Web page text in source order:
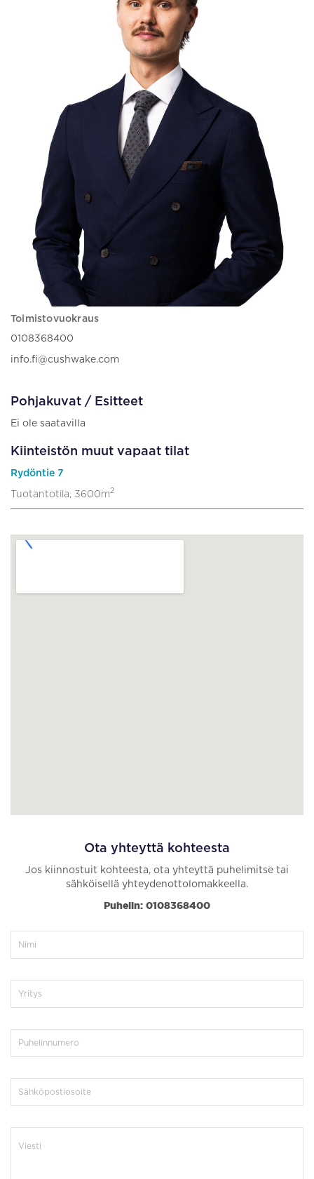
Toimistovuokraus
0108368400
info.fi@cushwake.com
Pohjakuvat / Esitteet
Ei ole saatavilla
Kiinteistön muut vapaat tilat
Rydöntie 7
Tuotantotila, 3600m2
Ota yhteyttä kohteesta
Jos kiinnostuit kohteesta, ota yhteyttä puhelimitse tai
sähköisellä yhteydenottolomakkeella.
Puhelin: 0108368400